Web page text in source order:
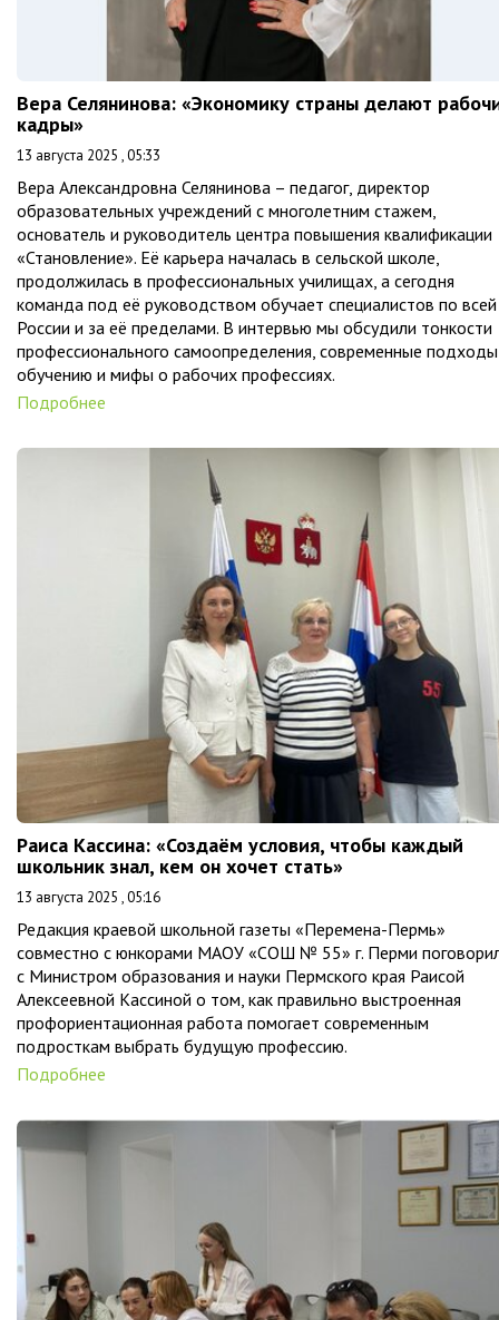
Вера Селянинова: «Экономику страны делают
кадры»
13 августа 2025 , 05:33
Вера Александровна Селянинова – педагог, директор
образовательных учреждений с многолетним стажем,
основатель и руководитель центра повышения квалификации
«Становление». Её карьера началась в сельской школе,
продолжилась в профессиональных училищах, а сегодня
команда под её руководством обучает специалистов по всей
России и за её пределами. В интервью мы обсудили тонкости
профессионального самоопределения, современные
обучению и мифы о рабочих профессиях.
Подробнее
Раиса Кассина: «Создаём условия, чтобы каждый
школьник знал, кем он хочет стать»
13 августа 2025 , 05:16
Редакция краевой школьной газеты «Перемена-Пермь»
совместно с юнкорами МАОУ «СОШ № 55» г. Перми
с Министром образования и науки Пермского края Раисой
Алексеевной Кассиной о том, как правильно выстроенная
профориентационная работа помогает современным
подросткам выбрать будущую профессию.
Подробнее